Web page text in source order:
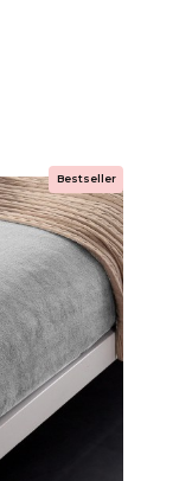
Bestseller